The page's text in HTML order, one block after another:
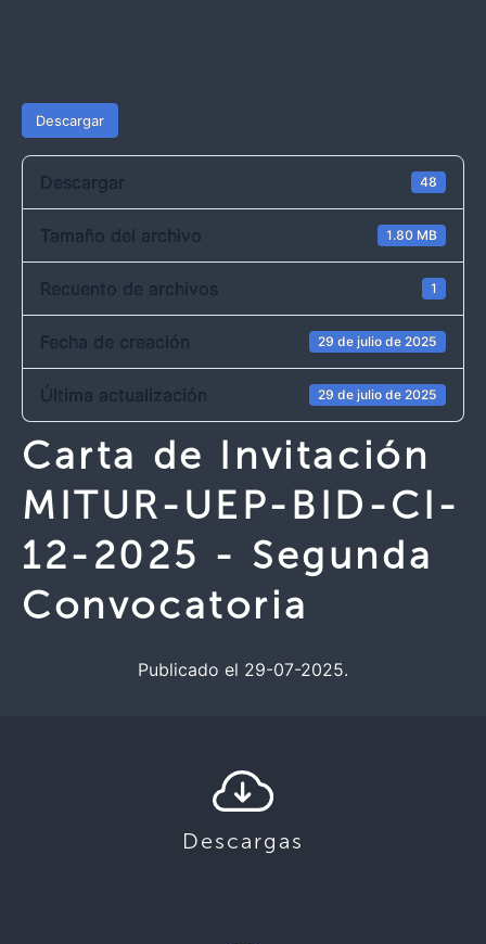
Descargar
Descargar 48
Tamaño del archivo 1.80 MB
Recuento de archivos 1
Fecha de creación 29 de julio de 2025
Última actualización 29 de julio de 2025
Carta de Invitación
MITUR-UEP-BID-CI-
12-2025 - Segunda
Convocatoria
Publicado el 29-07-2025.
Descargas